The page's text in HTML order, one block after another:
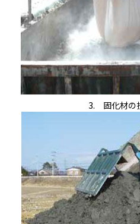
3. 固化材の